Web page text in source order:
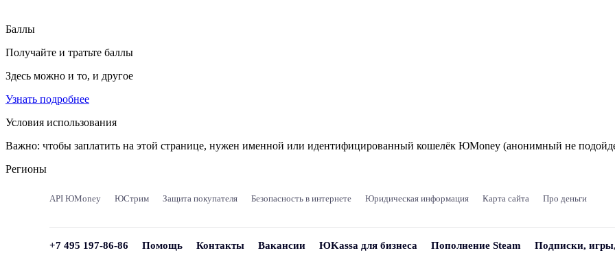
Баллы
Получайте и тратьте баллы
Здесь можно и то, и другое
Узнать подробнее
Условия использования
Важно: чтобы заплатить на этой странице, нужен именной или идентифицированный кошелёк ЮMoney (анонимный не
Регионы
API ЮMoney ЮСтрим Защита покупателя Безопасность в интернете Юридическая информация Карта сайта Про деньги
+7 495 197-86-86 Помощь Контакты Вакансии ЮKassa для бизнеса Пополнение Steam Подписки,